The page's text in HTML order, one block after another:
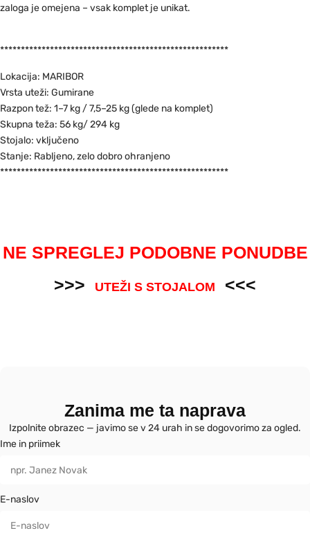
zaloga je omejena – vsak komplet je unikat.
*******************************************************
Lokacija: MARIBOR
Vrsta uteži: Gumirane
Razpon tež: 1–7 kg / 7,5–25 kg (glede na komplet)
Skupna teža: 56 kg/ 294 kg
Stojalo: vključeno
Stanje: Rabljeno, zelo dobro ohranjeno
*******************************************************
NE SPREGLEJ PODOBNE PONUDBE
>>>
UTEŽI S STOJALOM <<<
Zanima me ta naprava
Izpolnite obrazec — javimo se v 24 urah in se dogovorimo za ogled.
Ime in priimek
E-naslov